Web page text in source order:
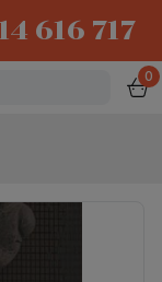
616 717
0